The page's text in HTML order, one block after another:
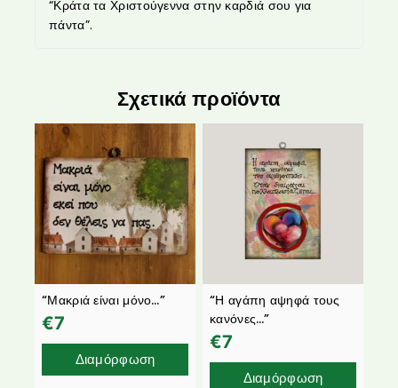
“Κράτα τα Χριστούγεννα στην καρδιά σου για
πάντα”.
Σχετικά προϊόντα
“Μακριά είναι μόνο…”
€7
Διαμόρφωση
“Η αγάπη αψηφά τους
κανόνες…”
€7
Διαμόρφωση